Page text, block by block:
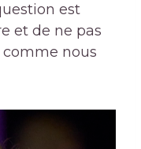
est
et de ne pas
nous